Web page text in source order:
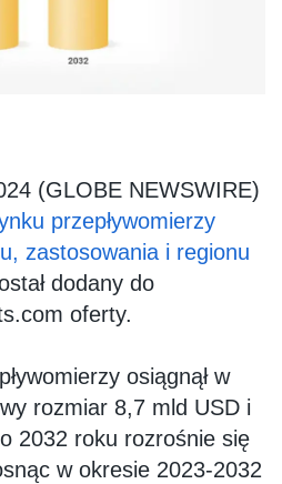
(GLOBE NEWSWIRE)
przepływomierzy
zastosowania i regionu
dodany do
oferty.
osiągnął w
rozmiar 8,7 mld USD i
2032 roku rozrośnie się
w okresie 2023-2032